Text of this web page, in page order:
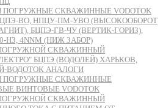
СКВАЖИННЫЕ VODOTOK
ВО, НПЦУ-ПМ-УВО (ВЫСОКООБОРОТ
БЦПЭ-ГВ-ЧУ (ВЕРТИК-ГОРИЗ),
НЗ, 4NNM (НИЖ ЗАБОР)
СКВАЖИННЫЙ
БЦПЭ (ВОДОЛЕЙ) ХАРЬКОВ,
ВОДОТОК АНАЛОГИ
ПОГРУЖНЫЕ СКВАЖИННЫЕ
ВИНТОВЫЕ VODOTOK
СКВАЖИННЫЙ